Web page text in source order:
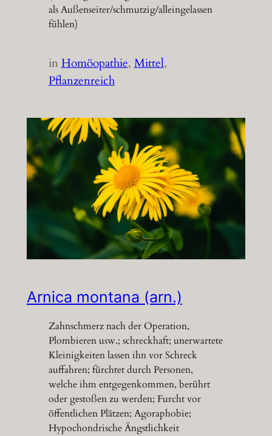
als Außenseiter/schmutzig/alleingelassen
fühlen)
inHomöopathie, Mittel
Pflanzenreich
Arnica montana (arn.)
Zahnschmerz nach der Operation,
Plombieren usw.; schreckhaft; unerwartete
Kleinigkeiten lassen ihn vor Schreck
auffahren; fürchtet durch Personen,
welche ihm entgegenkommen, berührt
oder gestoßen zu werden; Furcht vor
öffentlichen Plätzen; Agoraphobie;
Hypochondrische Ängstlichkeit